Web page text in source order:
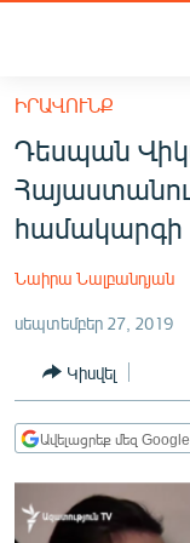
հիմնական
բովանդակությանը
Անցնել
հիմնական
մենյուին
ՀԱՅԱՍՏԱՆ
ՔԱՂԱՔԱԿԱՆ
ՏՆՏԵՍՈՒԹՅՈՒՆ
ՂԱՐԱԲԱՂ
ՏԱՐԱԾԱՇՐՋԱՆ
ԻՐԱՎՈՒՆՔ
Դեսպան
Նաիրա Նալբանդյան
սեպտեմբեր 27, 2019
Կիսվել
Ավելացրեք մեզ